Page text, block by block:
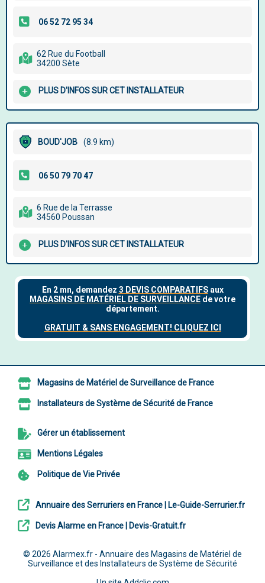
62 Rue du Football
34200 Sète
PLUS D'INFOS SUR CET INSTALLATEUR
BOUD'JOB (8.9 km)
6 Rue de la Terrasse
34560 Poussan
PLUS D'INFOS SUR CET INSTALLATEUR
Magasins de Matériel de Surveillance de France
Installateurs de Système de Sécurité de France
Gérer un établissement
Mentions Légales
Politique de Vie Privée
Annuaire des Serruriers en France | Le-Guide-Serrurier.fr
Devis Alarme en France | Devis-Gratuit.fr
© 2026 Alarmex.fr - Annuaire des Magasins de Matériel de
Surveillance et des Installateurs de Système de Sécurité